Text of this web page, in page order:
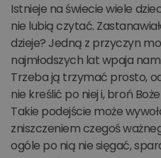
Istnieje na świecie wiele
nie lubią czytać.
dzieje? Jedną z przyczyn
najmłodszych lat wpaja
Trzeba ją trzymać prosto,
nie kreślić po niej i, broń
Takie podejście może
zniszczeniem czegoś
ogóle po nią nie sięgać,